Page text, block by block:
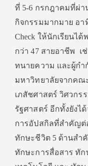
ที่ 5-6 กรกฎาคมที่ผ่
กิจกรรมมากมาย อาทิ
Check ให้นักเรียนไ
กว่า 47 สายอาชีพ เ
ทนายความ และผู้ก
มหาวิทยาลัยจากคณ
เภสัชศาสตร์ วิศวกร
รัฐศาสตร์ อีกทั้งยังไ
การอัปสกิลที่สำคัญต่
ทักษะชีวิต 5 ด้านสำ
ทักษะการสื่อสาร ทัก